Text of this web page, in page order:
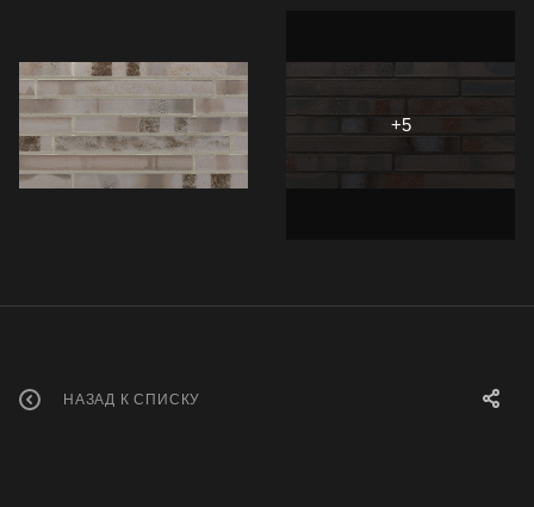
НАЗАД К СПИСКУ